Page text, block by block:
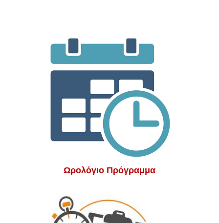
Ωρολόγιο Πρόγραμμα